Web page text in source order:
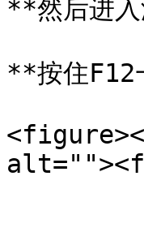
**然后进
**按住F12